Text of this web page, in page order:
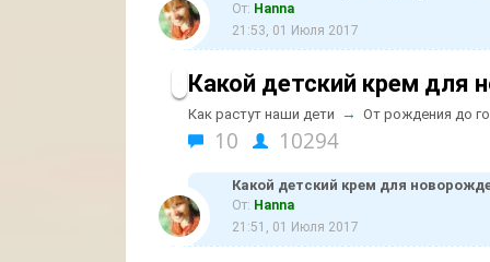
От: Hanna
21:53, 01 Июля 2017
Какой детский крем для
Как растут наши дети → От рождения до
10 10294
Какой детский крем для
От: Hanna
21:51, 01 Июля 2017